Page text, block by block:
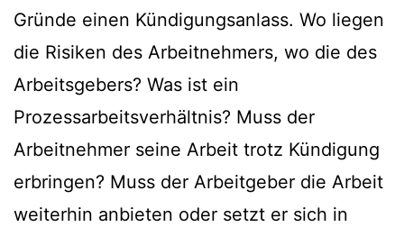
Gründe einen Kündigungsanlass. Wo liegen
die Risiken des Arbeitnehmers, wo die des
Arbeitsgebers? Was ist ein
Prozessarbeitsverhältnis? Muss der
Arbeitnehmer seine Arbeit trotz Kündigung
erbringen? Muss der Arbeitgeber die Arbeit
weiterhin anbieten oder setzt er sich in